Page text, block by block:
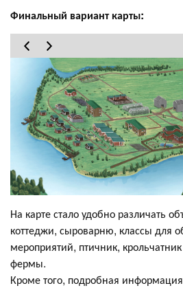
Финальный вариант карты:
На карте стало удобно различать
коттеджи, сыроварню, классы для
мероприятий, птичник,
фермы.
Кроме того, подробная